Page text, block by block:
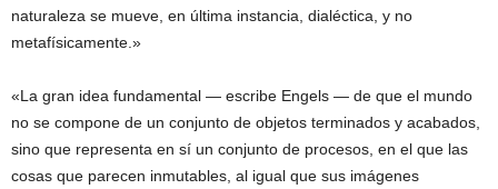
naturaleza se mueve, en última instancia, dialéctica, y no
metafísicamente.»
«La gran idea fundamental — escribe Engels — de que el mundo
no se compone de un conjunto de objetos terminados y acabados,
sino que representa en sí un conjunto de procesos, en el que las
cosas que parecen inmutables, al igual que sus imágenes